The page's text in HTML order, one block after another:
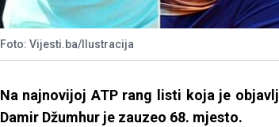
Foto: Vijesti.ba/Ilustracija
Na najnovijoj ATP rang listi koja je
Damir Džumhur je zauzeo 68. mjesto.